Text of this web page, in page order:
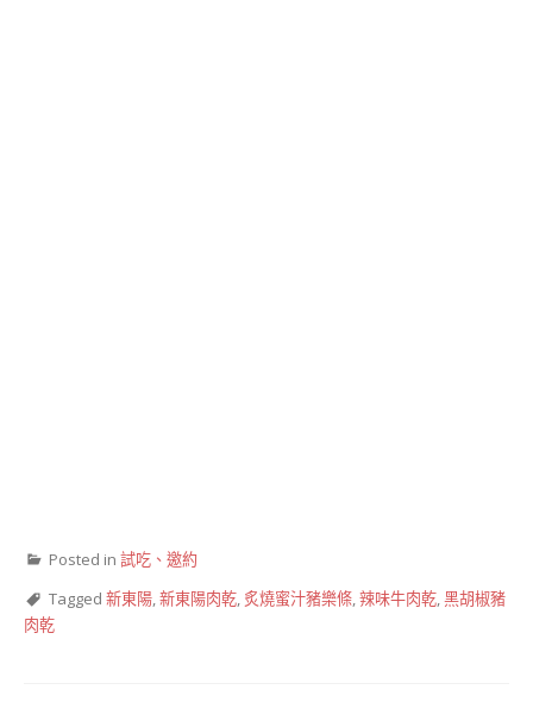
Posted in 試吃、邀約
Tagged 新東陽,新東陽肉乾, 炙燒蜜汁豬樂條,辣味牛肉乾,黑胡椒豬
肉乾